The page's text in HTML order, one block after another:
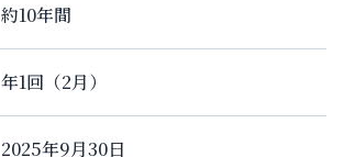
約10年間
年1回（2月）
2025年9月30日